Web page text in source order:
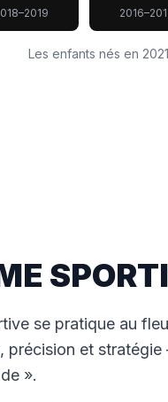
Les enfants nés en
se pratique au
précision et
».